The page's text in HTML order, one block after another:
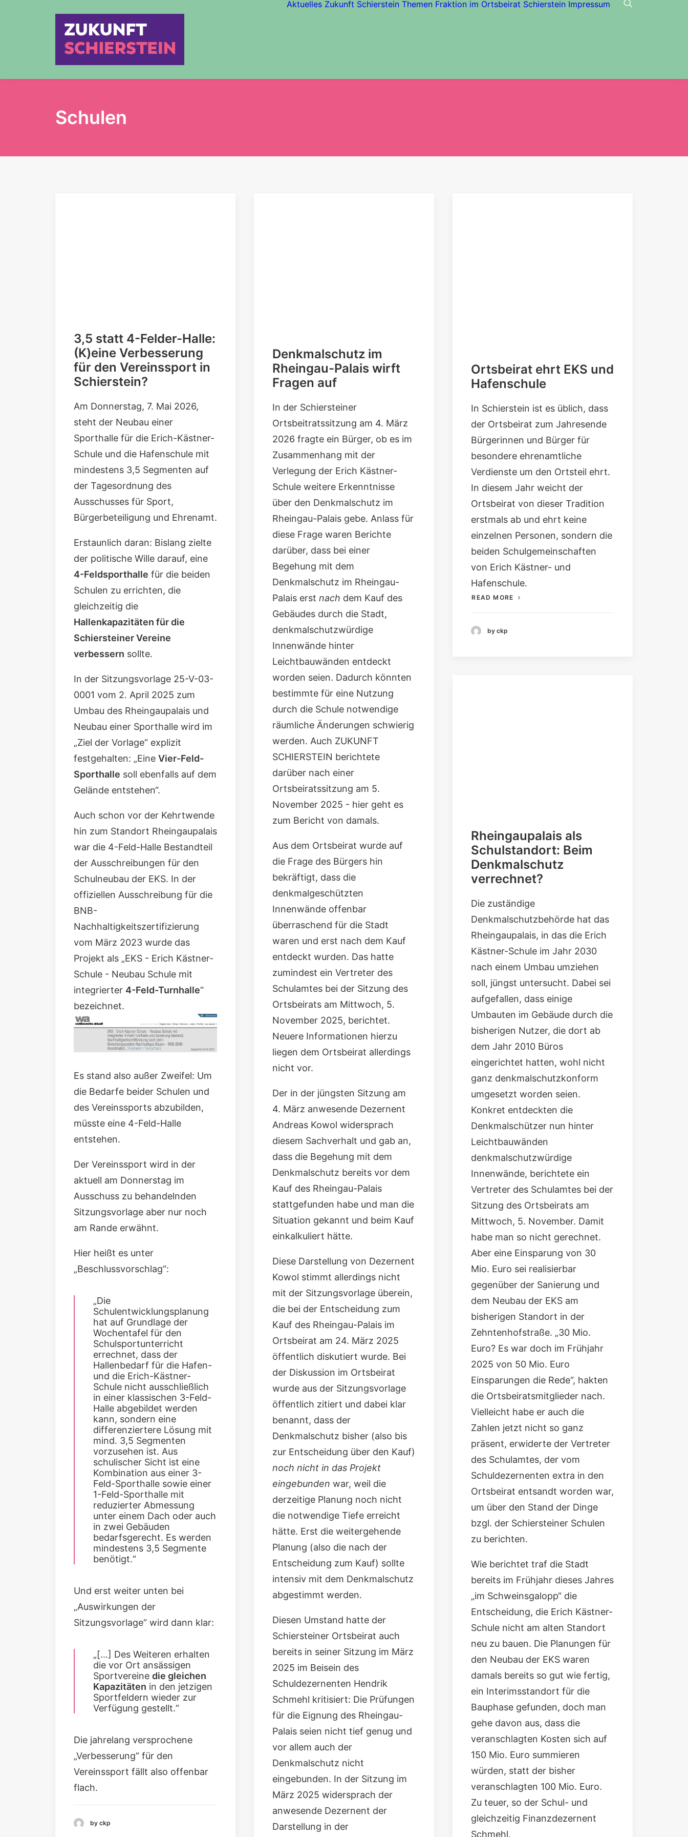
Aktuelles Zukunft Schierstein Themen Fraktion im Ortsbeirat Schierstein Impressum
Schulen
3,5 statt 4-Felder-Halle:
(K)eine Verbesserung
für den Vereinssport in
Schierstein?
Am Donnerstag, 7. Mai 2026,
steht der Neubau einer
Sporthalle für die Erich-Kästner-
Schule und die Hafenschule mit
mindestens 3,5 Segmenten auf
der Tagesordnung des
Ausschusses für Sport,
Bürgerbeteiligung und Ehrenamt.
Erstaunlich daran: Bislang zielte
der politische Wille darauf, eine
4-Feldsporthalle für die beiden
Schulen zu errichten, die
gleichzeitig die
Hallenkapazitäten für die
Schiersteiner Vereine
verbessern sollte.
In der Sitzungsvorlage 25-V-03-
0001 vom 2. April 2025 zum
Umbau des Rheingaupalais und
Neubau einer Sporthalle wird im
„Ziel der Vorlage“ explizit
festgehalten: „Eine Vier-Feld-
Sporthalle soll ebenfalls auf dem
Gelände entstehen“.
Auch schon vor der Kehrtwende
hin zum Standort Rheingaupalais
war die 4-Feld-Halle Bestandteil
der Ausschreibungen für den
Schulneubau der EKS. In der
offiziellen Ausschreibung für die
BNB-
Nachhaltigkeitszertifizierung
vom März 2023 wurde das
Projekt als „EKS - Erich Kästner-
Schule - Neubau Schule mit
integrierter 4-Feld-Turnhalle“
bezeichnet.
Es stand also außer Zweifel: Um
die Bedarfe beider Schulen und
des Vereinssports abzubilden,
müsste eine 4-Feld-Halle
entstehen.
Der Vereinssport wird in der
aktuell am Donnerstag im
Ausschuss zu behandelnden
Sitzungsvorlage aber nur noch
am Rande erwähnt.
Hier heißt es unter
„Beschlussvorschlag“:
„Die
Schulentwicklungsplanung
hat auf Grundlage der
Wochentafel für den
Schulsportunterricht
errechnet, dass der
Hallenbedarf für die Hafen-
und die Erich-Kästner-
Schule nicht ausschließlich
in einer klassischen 3-Feld-
Halle abgebildet werden
kann, sondern eine
differenziertere Lösung mit
mind. 3,5 Segmenten
vorzusehen ist. Aus
schulischer Sicht ist eine
Kombination aus einer 3-
Feld-Sporthalle sowie einer
1-Feld-Sporthalle mit
reduzierter Abmessung
unter einem Dach oder auch
in zwei Gebäuden
bedarfsgerecht. Es werden
mindestens 3,5 Segmente
benötigt.“
Und erst weiter unten bei
„Auswirkungen der
Sitzungsvorlage“ wird dann klar:
„[…] Des Weiteren erhalten
die vor Ort ansässigen
Sportvereine die gleichen
Kapazitäten in den jetzigen
Sportfeldern wieder zur
Verfügung gestellt.“
Die jahrelang versprochene
„Verbesserung“ für den
Vereinssport fällt also offenbar
flach.
by ckp
Denkmalschutz im
Rheingau-Palais wirft
Fragen auf
In der Schiersteiner
Ortsbeitratssitzung am 4. März
2026 fragte ein Bürger, ob es im
Zusammenhang mit der
Verlegung der Erich Kästner-
Schule weitere Erkenntnisse
über den Denkmalschutz im
Rheingau-Palais gebe. Anlass für
diese Frage waren Berichte
darüber, dass bei einer
Begehung mit dem
Denkmalschutz im Rheingau-
Palais erst nach dem Kauf des
Gebäudes durch die Stadt,
denkmalschutzwürdige
Innenwände hinter
Leichtbauwänden entdeckt
worden seien. Dadurch könnten
bestimmte für eine Nutzung
durch die Schule notwendige
räumliche Änderungen schwierig
werden. Auch ZUKUNFT
SCHIERSTEIN berichtete
darüber nach einer
Ortsbeiratssitzung am 5.
November 2025 - hier geht es
zum Bericht von damals.
Aus dem Ortsbeirat wurde auf
die Frage des Bürgers hin
bekräftigt, dass die
denkmalgeschützten
Innenwände offenbar
überraschend für die Stadt
waren und erst nach dem Kauf
entdeckt wurden. Das hatte
zumindest ein Vertreter des
Schulamtes bei der Sitzung des
Ortsbeirats am Mittwoch, 5.
November 2025, berichtet.
Neuere Informationen hierzu
liegen dem Ortsbeirat allerdings
nicht vor.
Der in der jüngsten Sitzung am
4. März anwesende Dezernent
Andreas Kowol widersprach
diesem Sachverhalt und gab an,
dass die Begehung mit dem
Denkmalschutz bereits vor dem
Kauf des Rheingau-Palais
stattgefunden habe und man die
Situation gekannt und beim Kauf
einkalkuliert hätte.
Diese Darstellung von Dezernent
Kowol stimmt allerdings nicht
mit der Sitzungsvorlage überein,
die bei der Entscheidung zum
Kauf des Rheingau-Palais im
Ortsbeirat am 24. März 2025
öffentlich diskutiert wurde. Bei
der Diskussion im Ortsbeirat
wurde aus der Sitzungsvorlage
öffentlich zitiert und dabei klar
benannt, dass der
Denkmalschutz bisher (also bis
zur Entscheidung über den Kauf)
noch nicht in das Projekt
eingebunden war, weil die
derzeitige Planung noch nicht
die notwendige Tiefe erreicht
hätte. Erst die weitergehende
Planung (also die nach der
Entscheidung zum Kauf) sollte
intensiv mit dem Denkmalschutz
abgestimmt werden.
Diesen Umstand hatte der
Schiersteiner Ortsbeirat auch
bereits in seiner Sitzung im März
2025 im Beisein des
Schuldezernenten Hendrik
Schmehl kritisiert: Die Prüfungen
für die Eignung des Rheingau-
Palais seien nicht tief genug und
vor allem auch der
Denkmalschutz nicht
eingebunden. In der Sitzung im
März 2025 widersprach der
anwesende Dezernent der
Darstellung in der
Ortsbeirat ehrt EKS und
Hafenschule
In Schierstein ist es üblich, dass
der Ortsbeirat zum Jahresende
Bürgerinnen und Bürger für
besondere ehrenamtliche
Verdienste um den Ortsteil ehrt.
In diesem Jahr weicht der
Ortsbeirat von dieser Tradition
erstmals ab und ehrt keine
einzelnen Personen, sondern die
beiden Schulgemeinschaften
von Erich Kästner- und
Hafenschule.
READ MORE
by ckp
Rheingaupalais als
Schulstandort: Beim
Denkmalschutz
verrechnet?
Die zuständige
Denkmalschutzbehörde hat das
Rheingaupalais, in das die Erich
Kästner-Schule im Jahr 2030
nach einem Umbau umziehen
soll, jüngst untersucht. Dabei sei
aufgefallen, dass einige
Umbauten im Gebäude durch die
bisherigen Nutzer, die dort ab
dem Jahr 2010 Büros
eingerichtet hatten, wohl nicht
ganz denkmalschutzkonform
umgesetzt worden seien.
Konkret entdeckten die
Denkmalschützer nun hinter
Leichtbauwänden
denkmalschutzwürdige
Innenwände, berichtete ein
Vertreter des Schulamtes bei der
Sitzung des Ortsbeirats am
Mittwoch, 5. November. Damit
habe man so nicht gerechnet.
Aber eine Einsparung von 30
Mio. Euro sei realisierbar
gegenüber der Sanierung und
dem Neubau der EKS am
bisherigen Standort in der
Zehntenhofstraße. „30 Mio.
Euro? Es war doch im Frühjahr
2025 von 50 Mio. Euro
Einsparungen die Rede“, hakten
die Ortsbeiratsmitglieder nach.
Vielleicht habe er auch die
Zahlen jetzt nicht so ganz
präsent, erwiderte der Vertreter
des Schulamtes, der vom
Schuldezernenten extra in den
Ortsbeirat entsandt worden war,
um über den Stand der Dinge
bzgl. der Schiersteiner Schulen
zu berichten.
Wie berichtet traf die Stadt
bereits im Frühjahr dieses Jahres
„im Schweinsgalopp“ die
Entscheidung, die Erich Kästner-
Schule nicht am alten Standort
neu zu bauen. Die Planungen für
den Neubau der EKS waren
damals bereits so gut wie fertig,
ein Interimsstandort für die
Bauphase gefunden, doch man
gehe davon aus, dass die
veranschlagten Kosten sich auf
150 Mio. Euro summieren
würden, statt der bisher
veranschlagten 100 Mio. Euro.
Zu teuer, so der Schul- und
gleichzeitig Finanzdezernent
Schmehl.